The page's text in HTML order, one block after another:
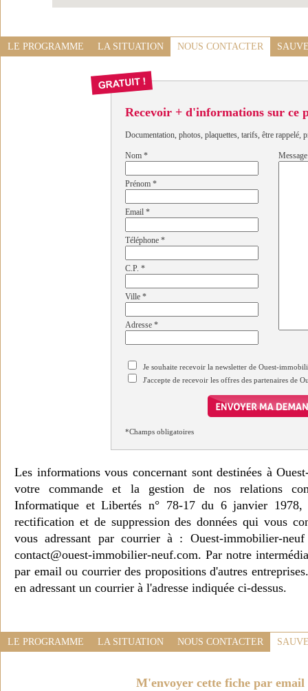
LE PROGRAMME LA SITUATION NOUS CONTACTER
Recevoir + d'informations sur ce
Documentation, photos, plaquettes, tarifs, être rappelé,
Nom *
Prénom *
Email *
Téléphone *
C.P. *
Ville *
Adresse *
Message
Je souhaite recevoir la newsletter de Ouest-
J'accepte de recevoir les offres des partenaires de
*Champs obligatoires
Les informations vous concernant sont destinées à
votre commande et la gestion de nos relations
Informatique et Libertés n° 78-17 du 6 janvier 1978,
rectification et de suppression des données qui vous
vous adressant par courrier à : Ouest-immobilier-
contact@ouest-immobilier-neuf.com. Par notre
par email ou courrier des propositions d'autres
en adressant un courrier à l'adresse indiquée ci-dessus.
LE PROGRAMME LA SITUATION NOUS CONTACTER
M'envoyer cette fiche par email